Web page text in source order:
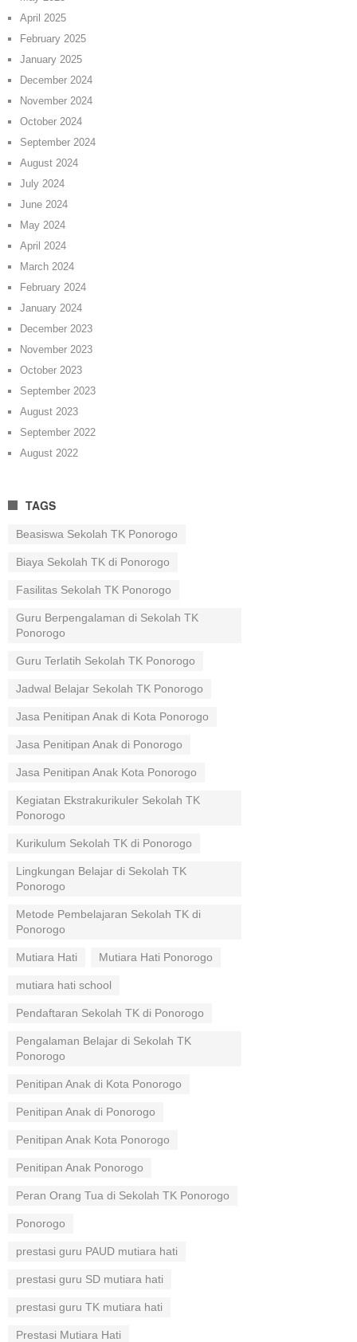
April 2025
February 2025
January 2025
December 2024
November 2024
October 2024
September 2024
August 2024
July 2024
June 2024
May 2024
April 2024
March 2024
February 2024
January 2024
December 2023
November 2023
October 2023
September 2023
August 2023
September 2022
August 2022
TAGS
Beasiswa Sekolah TK Ponorogo
Biaya Sekolah TK di Ponorogo
Fasilitas Sekolah TK Ponorogo
Guru Berpengalaman di Sekolah TK
Ponorogo
Guru Terlatih Sekolah TK Ponorogo
Jadwal Belajar Sekolah TK Ponorogo
Jasa Penitipan Anak di Kota Ponorogo
Jasa Penitipan Anak di Ponorogo
Jasa Penitipan Anak Kota Ponorogo
Kegiatan Ekstrakurikuler Sekolah TK
Ponorogo
Kurikulum Sekolah TK di Ponorogo
Lingkungan Belajar di Sekolah TK
Ponorogo
Metode Pembelajaran Sekolah TK di
Ponorogo
Mutiara Hati Mutiara Hati Ponorogo
mutiara hati school
Pendaftaran Sekolah TK di Ponorogo
Pengalaman Belajar di Sekolah TK
Ponorogo
Penitipan Anak di Kota Ponorogo
Penitipan Anak di Ponorogo
Penitipan Anak Kota Ponorogo
Penitipan Anak Ponorogo
Peran Orang Tua di Sekolah TK Ponorogo
Ponorogo
prestasi guru PAUD mutiara hati
prestasi guru SD mutiara hati
prestasi guru TK mutiara hati
Prestasi Mutiara Hati